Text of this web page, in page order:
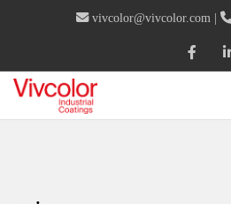
vivcolor@vivcolor.com |